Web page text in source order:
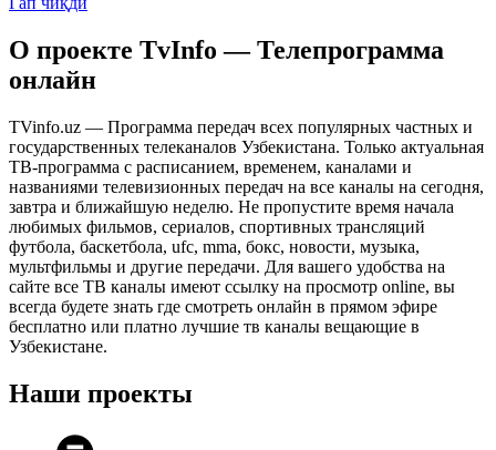
О проекте TvInfo — Телепрограмма
онлайн
TVinfo.uz — Программа передач всех популярных частных и
государственных телеканалов Узбекистана. Только актуальная
ТВ-программа с расписанием, временем, каналами и
названиями телевизионных передач на все каналы на сегодня,
завтра и ближайшую неделю. Не пропустите время начала
любимых фильмов, сериалов, спортивных трансляций
футбола, баскетбола, ufc, mma, бокс, новости, музыка,
мультфильмы и другие передачи. Для вашего удобства на
сайте все ТВ каналы имеют ссылку на просмотр online, вы
всегда будете знать где смотреть онлайн в прямом эфире
бесплатно или платно лучшие тв каналы вещающие в
Узбекистане.
Наши проекты